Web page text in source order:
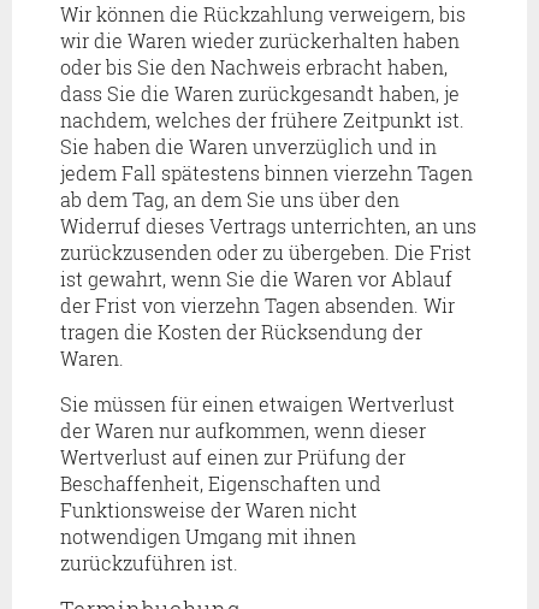
Wir können die Rückzahlung verweigern, bis
wir die Waren wieder zurückerhalten haben
oder bis Sie den Nachweis erbracht haben,
dass Sie die Waren zurückgesandt haben, je
nachdem, welches der frühere Zeitpunkt ist.
Sie haben die Waren unverzüglich und in
jedem Fall spätestens binnen vierzehn Tagen
ab dem Tag, an dem Sie uns über den
Widerruf dieses Vertrags unterrichten, an uns
zurückzusenden oder zu übergeben. Die Frist
ist gewahrt, wenn Sie die Waren vor Ablauf
der Frist von vierzehn Tagen absenden. Wir
tragen die Kosten der Rücksendung der
Waren.
Sie müssen für einen etwaigen Wertverlust
der Waren nur aufkommen, wenn dieser
Wertverlust auf einen zur Prüfung der
Beschaffenheit, Eigenschaften und
Funktionsweise der Waren nicht
notwendigen Umgang mit ihnen
zurückzuführen ist.